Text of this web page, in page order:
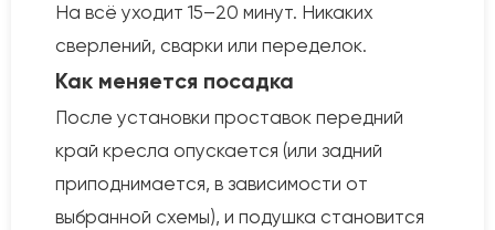
На всё уходит 15–20 минут. Никаких
сверлений, сварки или переделок.
Как меняется посадка
После установки проставок передний
край кресла опускается (или задний
приподнимается, в зависимости от
выбранной схемы), и подушка становится